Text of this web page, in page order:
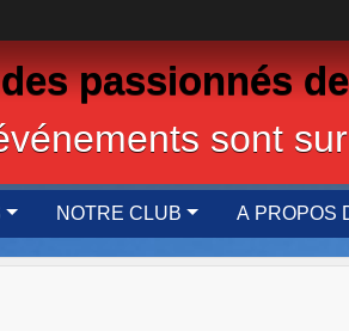
passionnés
sont
NOTRE CLUB A PROPOS